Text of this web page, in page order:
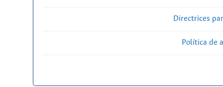
Directrices
Política de